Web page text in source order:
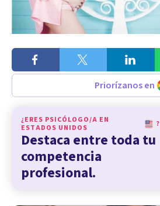
Priorízanos en
¿ERES PSICÓLOGO/A EN
ESTADOS UNIDOS
?
Destaca entre toda tu
competencia
profesional.